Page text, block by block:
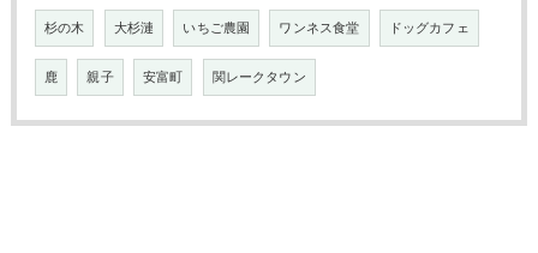
杉の木 大杉漣 いちご農園 ワンネス食堂 ドッグカフェ
鹿 親子 安富町 関レークタウン